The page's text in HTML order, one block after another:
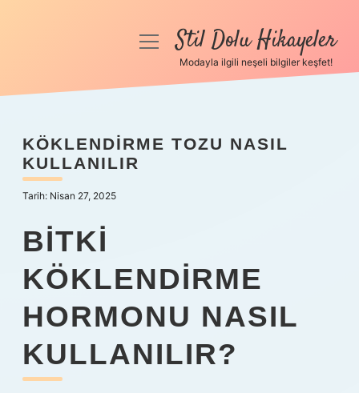
Anasayfa
Yasal Uyarı
Hakkımızda
menüyüStil Dolu Hikayeler
Modayla ilgili neşeli bilgiler keşfet!
KÖKLENDIRME TOZU NASIL
KULLANILIR
Tarih: Nisan 27, 2025
BITKI
KÖKLENDIRME
HORMONU NASIL
KULLANILIR?